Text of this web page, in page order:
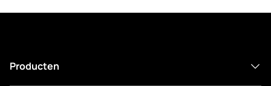
Producten